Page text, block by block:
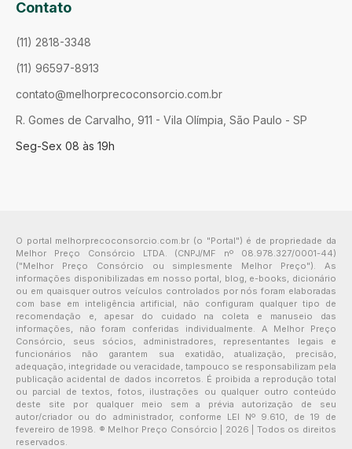
Contato
(11) 2818-3348
(11) 96597-8913
contato@melhorprecoconsorcio.com.br
R. Gomes de Carvalho, 911 - Vila Olímpia, São Paulo - SP
Seg-Sex 08 às 19h
O portal melhorprecoconsorcio.com.br (o "Portal") é de propriedade da
Melhor Preço Consórcio LTDA. (CNPJ/MF nº 08.978.327/0001-44)
("Melhor Preço Consórcio ou simplesmente Melhor Preço"). As
informações disponibilizadas em nosso portal, blog, e-books, dicionário
ou em quaisquer outros veículos controlados por nós foram elaboradas
com base em inteligência artificial, não configuram qualquer tipo de
recomendação e, apesar do cuidado na coleta e manuseio das
informações, não foram conferidas individualmente. A Melhor Preço
Consórcio, seus sócios, administradores, representantes legais e
funcionários não garantem sua exatidão, atualização, precisão,
adequação, integridade ou veracidade, tampouco se responsabilizam pela
publicação acidental de dados incorretos. É proibida a reprodução total
ou parcial de textos, fotos, ilustrações ou qualquer outro conteúdo
deste site por qualquer meio sem a prévia autorização de seu
autor/criador ou do administrador, conforme LEI Nº 9.610, de 19 de
fevereiro de 1998. ® Melhor Preço Consórcio | 2026 | Todos os direitos
reservados.